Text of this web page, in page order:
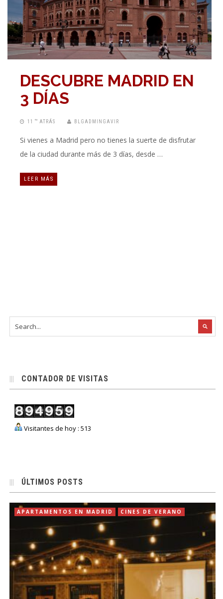
DESCUBRE MADRID EN
3 DÍAS
11 “” ATRÁS BLGADMINGAVIR
Si vienes a Madrid pero no tienes la suerte de disfrutar
de la ciudad durante más de 3 días, desde …
LEER MÁS
CONTADOR DE VISITAS
Visitantes de hoy : 513
ÚLTIMOS POSTS
APARTAMENTOS EN MADRID CINES DE VERANO